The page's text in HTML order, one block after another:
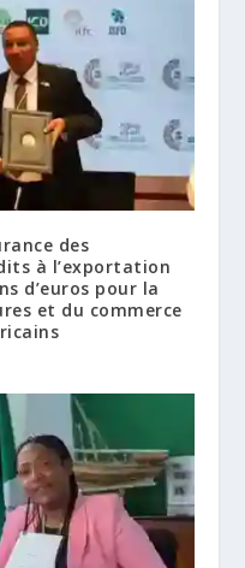
des
à l’exportation
d’euros pour la
et du commerce